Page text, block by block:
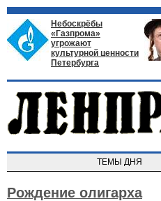
Небоскрёбы
«Газпрома»
угрожают
культурной ценности
Петербурга
ТЕМЫ ДНЯ
Рождение олигарха